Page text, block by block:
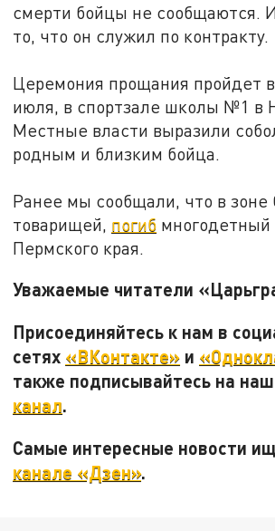
смерти бойцы не сообщаются.
то, что он служил по контракту.
Церемония прощания пройдет
июля, в спортзале школы №1 в
Местные власти выразили
родным и близким бойца.
Ранее мы сообщали, что в зоне
товарищей, погиб многодетный
Пермского края.
Уважаемые читатели
Присоединяйтесь к нам в
сетях «ВКонтакте» и
также подписывайтесь на наш
канал.
Самые интересные новости
канале «Дзен».